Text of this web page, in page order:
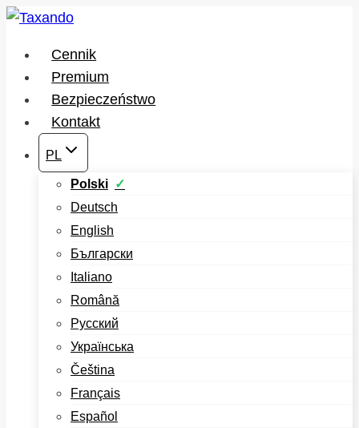
Przejdź
treści
Cennik
Premium
Bezpieczeństwo
Kontakt
PL
Polski
Deutsch
English
Български
Italiano
Română
Русский
Українська
Čeština
Français
Español